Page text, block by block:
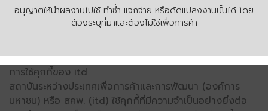
อนุญาตให้นำผลงานไปใช้ ทำซ้ำ แจกจ่าย หรือดัดแปลงงานนั้นได้ โดย
ต้องระบุที่มาและต้องไม่ใช่เพื่อการค้า
การใช้คุกกี้ของ itd
สถาบันระหว่างประเทศเพื่อการค้าและการพัฒนา (องค์การ
มหาชน) หรือ สคพ. (itd) ใช้คุกกี้ที่มีความจำเป็นอย่างยิ่งต่อ